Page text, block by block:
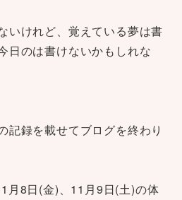
いけれど、覚えている夢は書
日のは書けないかもしれな
記録を載せてブログを終わり
月8日(金)、11月9日(土)の体